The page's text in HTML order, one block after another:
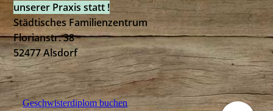
unserer Praxis statt !
Städtisches Familienzentrum
Florianstr. 38
52477 Alsdorf
Geschwisterdiplom buchen